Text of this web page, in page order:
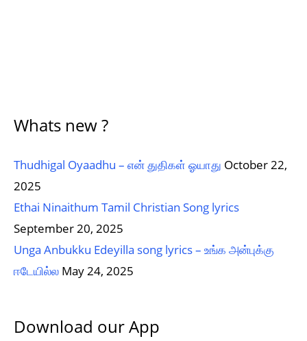
Whats new ?
Thudhigal Oyaadhu – என் துதிகள் ஓயாது October 22,
2025
Ethai Ninaithum Tamil Christian Song lyrics
September 20, 2025
Unga Anbukku Edeyilla song lyrics – உங்க அன்புக்கு
ஈடேயில்ல May 24, 2025
Download our App